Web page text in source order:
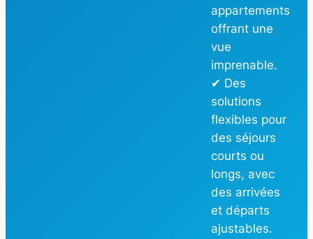
appartements
offrant une
vue
imprenable.
✔ Des
solutions
flexibles pour
des séjours
courts ou
longs, avec
des arrivées
et départs
ajustables.